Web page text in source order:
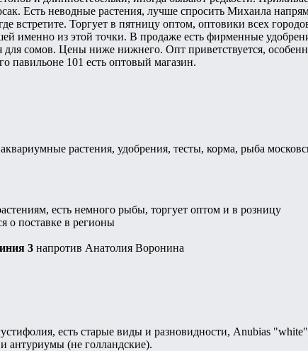
Есть неводные растения, лучше спросить Михаила
встретите. Торгует в пятницу оптом, оптовики всех
именно из этой точки. В продаже есть фирменные
для сомов. Цены ниже нижнего. Опт приветствуется,
павильоне 101 есть оптовый магазин.
растения, удобрения, тесты, корма, рыба
есть немного рыбы, торгует оптом и в розницу
о поставке в регионы
3 напротив Анатолия Воронина
есть старые виды и разновидности, Anubias
антуриумы (не голландские).